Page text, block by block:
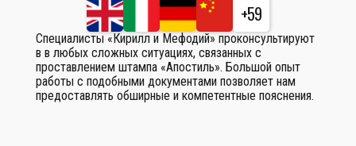
+59
Специалисты «Кирилл и Мефодий» проконсультируют
в в любых сложных ситуациях, связанных с
проставлением штампа «Апостиль». Большой опыт
работы с подобными документами позволяет нам
предоставлять обширные и компетентные пояснения.